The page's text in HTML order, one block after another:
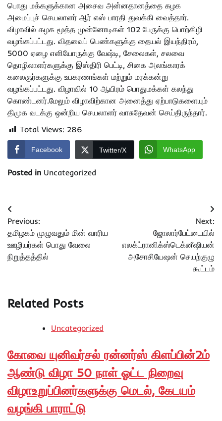
பொது மக்களுக்கான அசைவ அன்னதானத்தை கழக
அமைப்புச் செயலாளர் ஆர் எஸ் பாரதி துவக்கி வைத்தார்.
விழாவில் கழக மூத்த முன்னோடிகள் 102 பேருக்கு பொற்கிழி
வழங்கப்பட்டது. விதவைப் பெண்களுக்கு தையல் இயந்திரம்,
5000 ஏழை எளியோருக்கு வேஷ்டி, சேலைகள், சலவை
தொழிலாளர்களுக்கு இஸ்திரி பெட்டி, சிகை அலங்காரக்
கலைஞர்களுக்கு உபகரணங்கள் மற்றும் மரக்கன்று
வழங்கப்பட்டது. விழாவில் 10 ஆயிரம் பொதுமக்கள் கலந்து
கொண்டனர்.மேலும் விழாவிற்கான அனைத்து ஏற்பாடுகளையும்
திமுக வடக்கு ஒன்றிய செயலாளர் வாசுதேவன் செய்திருந்தார்.
Total Views: 286
Facebook Twitter/X WhatsApp
Posted in Uncategorized
Post
navigation
Previous:
தமிழகம் முழுவதும் மின் வாரிய
ஊழியர்கள் பொது வேலை
நிறுத்தத்தில்
Next:
ஜோலார்பேட்டையில்
எலக்ட்ரானிக்ஸ்டெக்னீஷியன்
அசோசியேஷன் செயற்குழு
கூட்டம்
Related Posts
Uncategorized
கோவை யுனிவர்சல் ரன்னர்ஸ் கிளப்பின்2ம்
ஆண்டு விழா 50 நாள் ஓட்ட நிறைவு
விழாஉறுப்பினர்களுக்கு மெடல், கேடயம்
வழங்கி பாராட்டு